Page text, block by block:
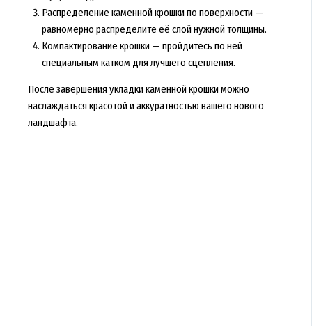
Распределение каменной крошки по поверхности —
равномерно распределите её слой нужной толщины.
Компактирование крошки — пройдитесь по ней
специальным катком для лучшего сцепления.
После завершения укладки каменной крошки можно
наслаждаться красотой и аккуратностью вашего нового
ландшафта.